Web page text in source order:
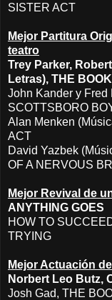
SISTER ACT
Mejor Partitura
teatro
Trey Parker,
Letras), THE
John Kander y Fred
SCOTTSBORO
Alan Menken
ACT
David Yazbek
OF A NERVOUS
Mejor Revival de
ANYTHING GOES
HOW TO
TRYING
Mejor Actuación
Norbert Leo Butz,
Josh Gad, THE